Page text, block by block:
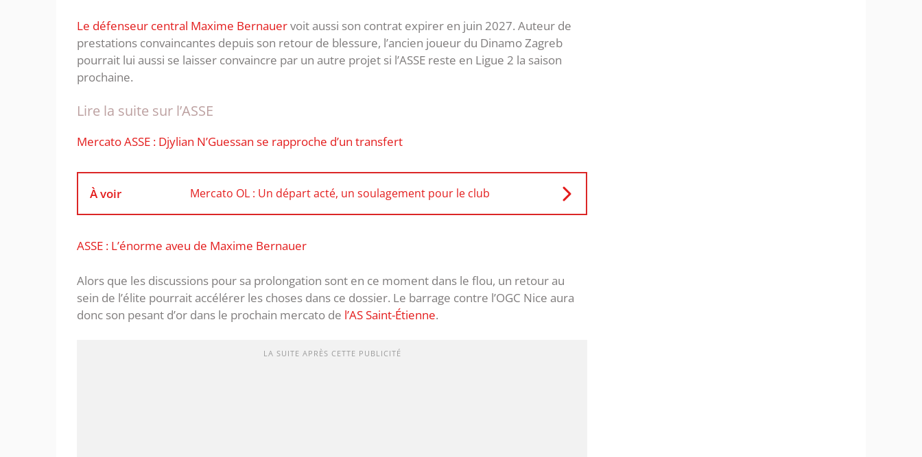
Le défenseur central Maxime Bernauervoit aussi son contrat expirer en juin 2027. Auteur de
prestations convaincantes depuis son retour de blessure, l’ancien joueur du Dinamo Zagreb
pourrait lui aussi se laisser convaincre par un autre projet si l’ASSE reste en Ligue 2 la saison
prochaine.
Lire la suite sur l’ASSE
Mercato ASSE : Djylian N’Guessan se rapproche d’un transfert
À voir Mercato OL : Un départ acté, un soulagement pour le club
ASSE : L’énorme aveu de Maxime Bernauer
Alors que les discussions pour sa prolongation sont en ce moment dans le flou, un retour au
sein de l’élite pourrait accélérer les choses dans ce dossier. Le barrage contre l’OGC Nice aura
donc son pesant d’or dans le prochain mercato de l’AS Saint-Étienne.
LA SUITE APRÈS CETTE PUBLICITÉ